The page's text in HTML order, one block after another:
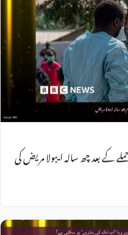
کے بعد چھ سالہ ایبولا مریض کی